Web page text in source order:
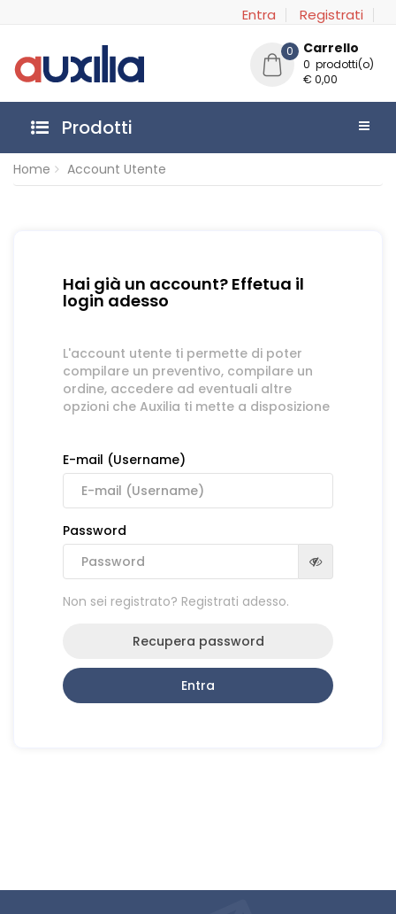
Entra Registrati
0 Carrello
0 prodotti(o)
€ 0,00
Prodotti
Home Account Utente
Hai già un account? Effetua il
login adesso
L'account utente ti permette di poter
compilare un preventivo, compilare un
ordine, accedere ad eventuali altre
opzioni che Auxilia ti mette a disposizione
E-mail (Username)
Password
Non sei registrato? Registrati adesso.
Recupera password
Entra